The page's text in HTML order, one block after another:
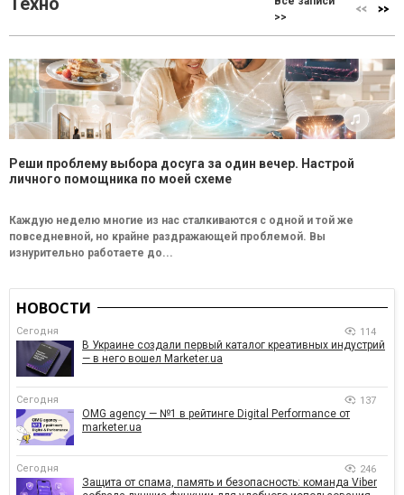
>>
Реши проблему выбора досуга за один вечер. Настрой
личного помощника по моей схеме
Каждую неделю многие из нас сталкиваются с одной и той же
повседневной, но крайне раздражающей проблемой. Вы
изнурительно работаете до...
НОВОСТИ
Сегодня 114
В Украине создали первый каталог креативных индустрий
— в него вошел Marketer.ua
Сегодня 137
OMG agency — №1 в рейтинге Digital Performance от
marketer.ua
Сегодня 246
Защита от спама, память и безопасность: команда Viber